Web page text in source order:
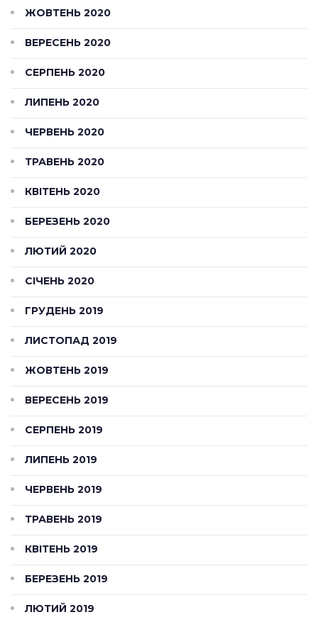
ЖОВТЕНЬ 2020
ВЕРЕСЕНЬ 2020
СЕРПЕНЬ 2020
ЛИПЕНЬ 2020
ЧЕРВЕНЬ 2020
ТРАВЕНЬ 2020
КВІТЕНЬ 2020
БЕРЕЗЕНЬ 2020
ЛЮТИЙ 2020
СІЧЕНЬ 2020
ГРУДЕНЬ 2019
ЛИСТОПАД 2019
ЖОВТЕНЬ 2019
ВЕРЕСЕНЬ 2019
СЕРПЕНЬ 2019
ЛИПЕНЬ 2019
ЧЕРВЕНЬ 2019
ТРАВЕНЬ 2019
КВІТЕНЬ 2019
БЕРЕЗЕНЬ 2019
ЛЮТИЙ 2019